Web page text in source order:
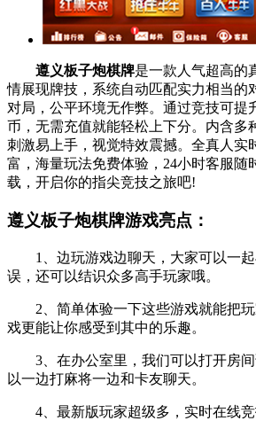
遵义板子炮棋牌是一款人气超高的
情展现牌技，系统自动匹配实力相当的
对局，公平环境无作弊。通过竞技可提
币，无需充值就能轻松上下分。内含多
刺激易上手，视觉特效震撼。全真人实
富，海量玩法免费体验，24小时客服随
载，开启你的指尖竞技之旅吧!
遵义板子炮棋牌游戏亮点：
1、边玩游戏边聊天，大家可以一起
误，还可以结识众多高手玩家哦。
2、简单体验一下这些游戏就能把玩
戏更能让你感受到其中的乐趣。
3、在办公室里，我们可以打开房间
以一边打麻将一边和卡友聊天。
4、最新版玩家超级多，实时在线竞